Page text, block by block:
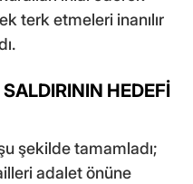
terk etmeleri inanılır
HEDEFİ
şekilde tamamladı;
adalet önüne